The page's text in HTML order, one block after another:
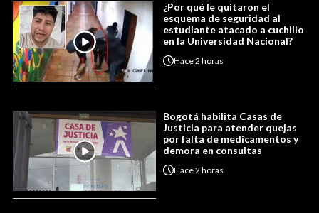
¿Por qué le quitaron el
esquema de seguridad al
estudiante atacado a cuchillo
en la Universidad Nacional?
Hace2 horas
Bogotá habilita Casas de
Justicia para atender quejas
por falta de medicamentos y
demora en consultas
Hace2 horas